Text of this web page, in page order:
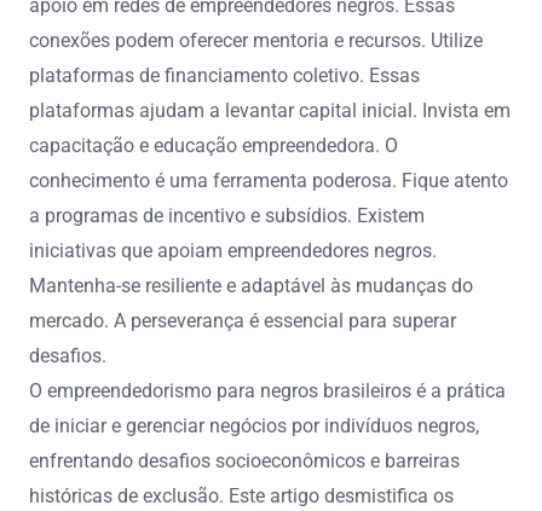
apoio em redes de empreendedores negros. Essas
conexões podem oferecer mentoria e recursos. Utilize
plataformas de financiamento coletivo. Essas
plataformas ajudam a levantar capital inicial. Invista em
capacitação e educação empreendedora. O
conhecimento é uma ferramenta poderosa. Fique atento
a programas de incentivo e subsídios. Existem
iniciativas que apoiam empreendedores negros.
Mantenha-se resiliente e adaptável às mudanças do
mercado. A perseverança é essencial para superar
desafios.
O empreendedorismo para negros brasileiros é a prática
de iniciar e gerenciar negócios por indivíduos negros,
enfrentando desafios socioeconômicos e barreiras
históricas de exclusão. Este artigo desmistifica os